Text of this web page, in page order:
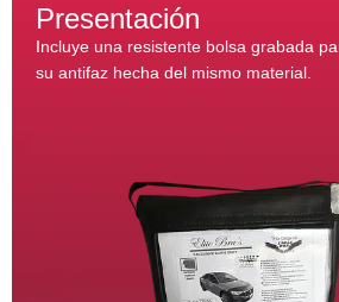
Presentación
Incluye una resistente bolsa grabada
su antifaz hecha del mismo material.